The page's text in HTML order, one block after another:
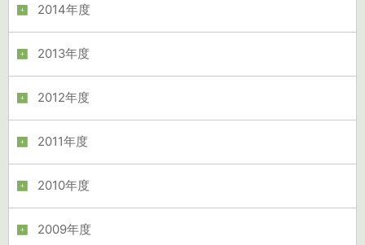
2014年度
2013年度
2012年度
2011年度
2010年度
2009年度